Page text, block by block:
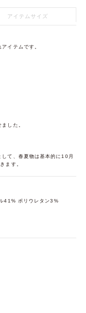
アイテムサイズ
イテムです。
した。
て、春夏物は基本的に10月
ます。
41% ポリウレタン3%